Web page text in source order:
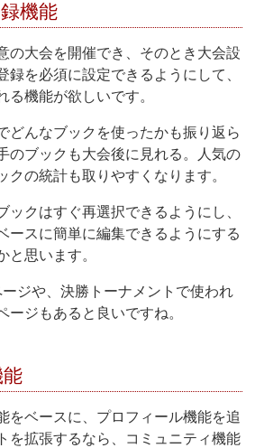
機能
の大会を開催でき、そのとき大会設
録を必須に設定できるようにして、
る機能が欲しいです。
どんなブックを使ったかも振り返ら
のブックも大会後に見れる。人気の
クの統計も取りやすくなります。
ックはすぐ再選択できるようにし、
ースに簡単に編集できるようにする
と思います。
ジや、決勝トーナメントで使われ
ージもあると良いですね。
をベースに、プロフィール機能を追
を拡張するなら、コミュニティ機能